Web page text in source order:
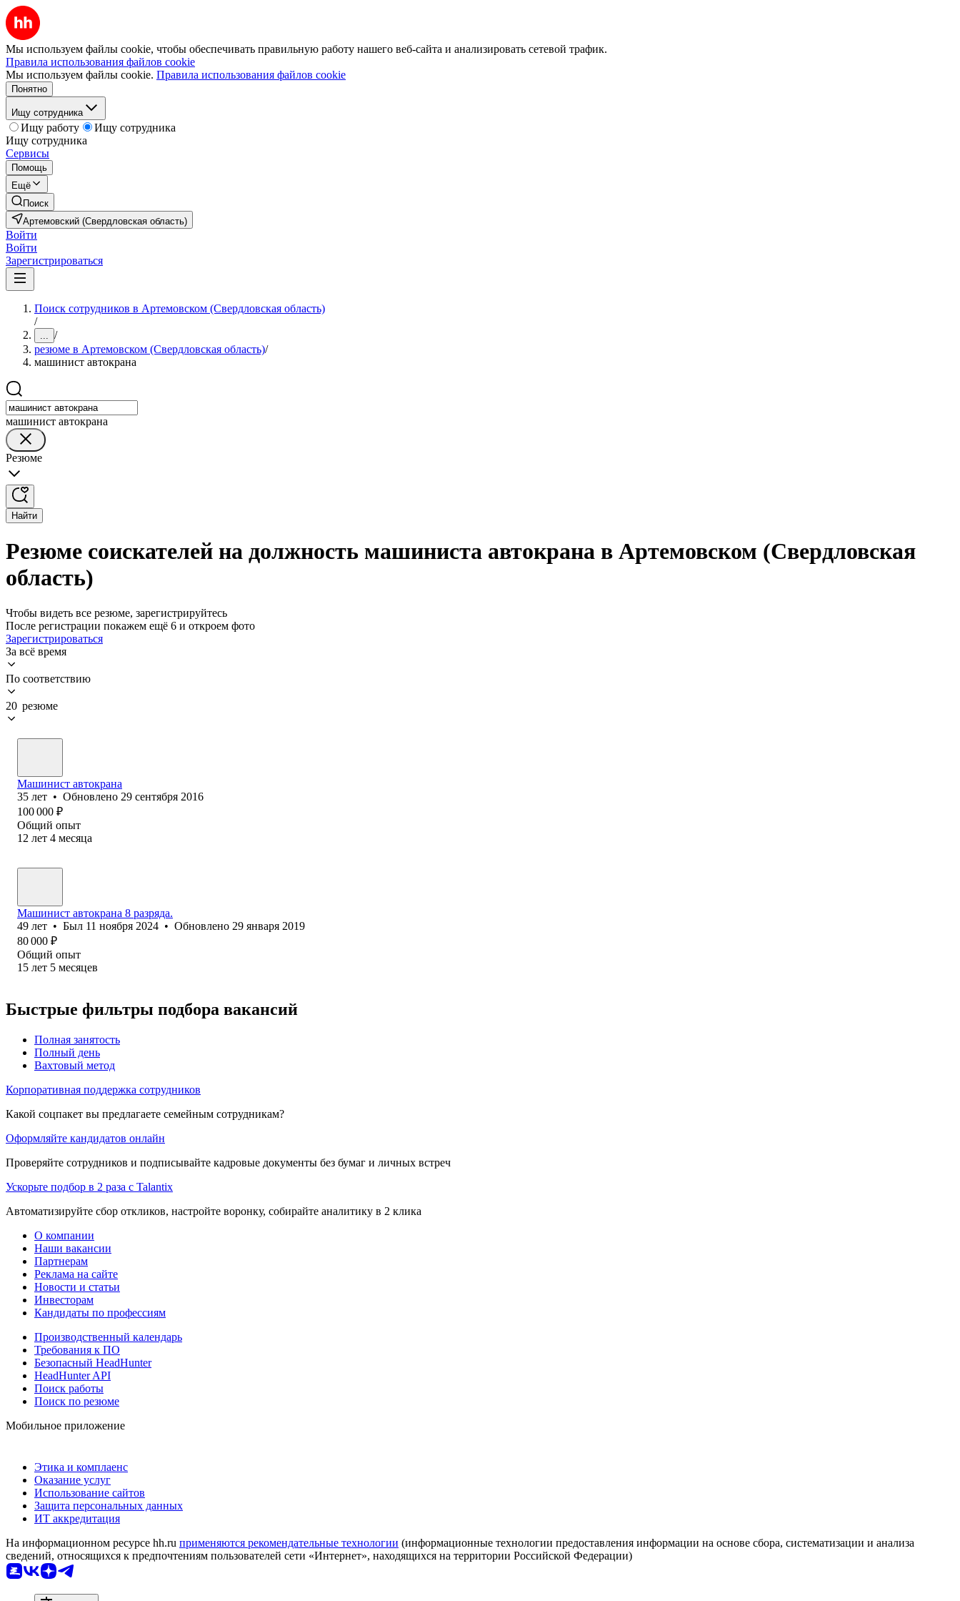
Мы используем файлы cookie, чтобы обеспечивать правильную работу нашего веб-сайта и анализировать сетевой трафик.
Правила использования файлов cookie
Мы используем файлы cookie. Правила использования файлов cookie
Понятно
Ищу сотрудника
Ищу работу
Ищу сотрудника
Ищу сотрудника
Сервисы
Помощь
Ещё
Поиск
Артемовский (Свердловская область)
Войти
Войти
Зарегистрироваться
Поиск сотрудников в Артемовском (Свердловская область)
/
... /
резюме в Артемовском (Свердловская область)/
машинист автокрана
машинист автокрана
Резюме
Найти
Резюме соискателей на должность машиниста автокрана в Артемовском (Свердловская
область)
Чтобы видеть все резюме, зарегистрируйтесь
После регистрации покажем ещё 6 и откроем фото
Зарегистрироваться
За всё время
По соответствию
20 резюме
Машинист автокрана
35 лет • Обновлено 29 сентября 2016
100 000 ₽
Общий опыт
12 лет 4 месяца
Машинист автокрана 8 разряда.
49 лет • Был 11 ноября 2024 • Обновлено 29 января 2019
80 000 ₽
Общий опыт
15 лет 5 месяцев
Быстрые фильтры подбора вакансий
Полная занятость
Полный день
Вахтовый метод
Корпоративная поддержка сотрудников
Какой соцпакет вы предлагаете семейным сотрудникам?
Оформляйте кандидатов онлайн
Проверяйте сотрудников и подписывайте кадровые документы без бумаг и личных встреч
Ускорьте подбор в 2 раза с Talantix
Автоматизируйте сбор откликов, настройте воронку, собирайте аналитику в 2 клика
О компании
Наши вакансии
Партнерам
Реклама на сайте
Новости и статьи
Инвесторам
Кандидаты по профессиям
Производственный календарь
Требования к ПО
Безопасный HeadHunter
HeadHunter API
Поиск работы
Поиск по резюме
Мобильное приложение
Этика и комплаенс
Оказание услуг
Использование сайтов
Защита персональных данных
ИТ аккредитация
На информационном ресурсе hh.ru применяются рекомендательные технологии (информационные технологии предоставления информации на основе сбора, систематизации и анализа
сведений, относящихся к предпочтениям пользователей сети «Интернет», находящихся на территории Российской Федерации)